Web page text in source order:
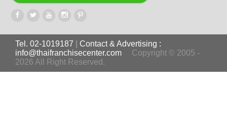
Tel. 02-1019187
Contact & Advertising :
info@thaifranchisecenter.com
Copyright © 2005 -
2026 All Right Reserved.